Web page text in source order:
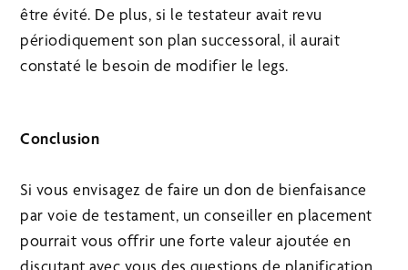
être évité. De plus, si le testateur avait revu
périodiquement son plan successoral, il aurait
constaté le besoin de modifier le legs.
Conclusion
Si vous envisagez de faire un don de bienfaisance
par voie de testament, un conseiller en placement
pourrait vous offrir une forte valeur ajoutée en